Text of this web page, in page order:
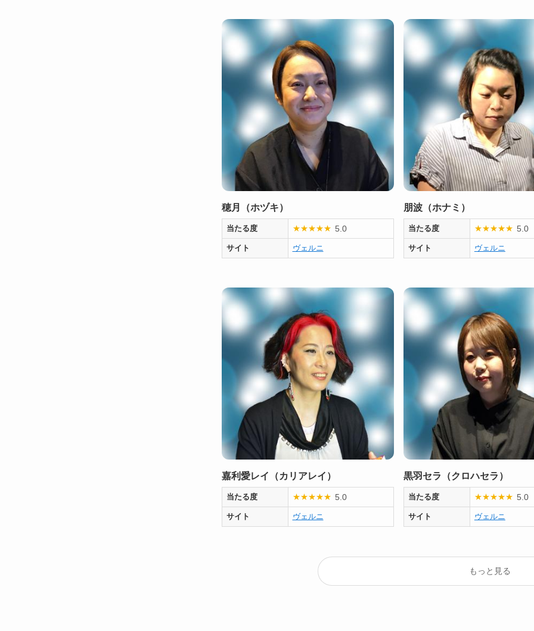
穂月（ホヅキ）
当たる度 ★★★★★ 5.0
サイト ヴェルニ
朋波（ホナミ）
当たる度 ★★★★★ 5.0
サイト ヴェルニ
嘉利愛レイ（カリアレイ）
当たる度 ★★★★★ 5.0
サイト ヴェルニ
黒羽セラ（クロハセラ）
当たる度 ★★★★★ 5.0
サイト ヴェルニ
もっと見る